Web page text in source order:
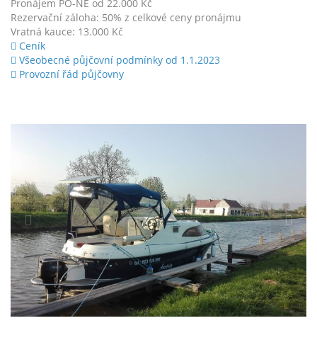
Pronájem PO-NE od 22.000 Kč
Rezervační záloha: 50% z celkové ceny pronájmu
Vratná kauce: 13.000 Kč
Ceník
Všeobecné půjčovní podmínky od 1.1.2023
Provozní řád půjčovny